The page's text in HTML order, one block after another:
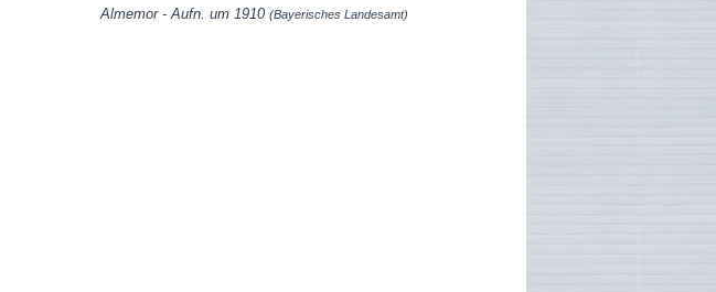
Almemor - Aufn. um 1910(Bayerisches Landesamt)